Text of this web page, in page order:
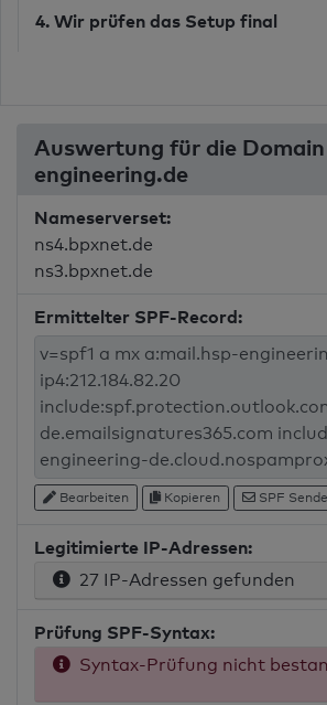
4. Wir prüfen das Setup final
Auswertung für die
engineering.de
Nameserverset:
ns4.bpxnet.de
ns3.bpxnet.de
Ermittelter SPF-Record:
Bearbeiten Kopieren SPF
Legitimierte IP-Adressen:
27 IP-Adressen gefunden
Prüfung SPF-Syntax:
Syntax-Prüfung nicht